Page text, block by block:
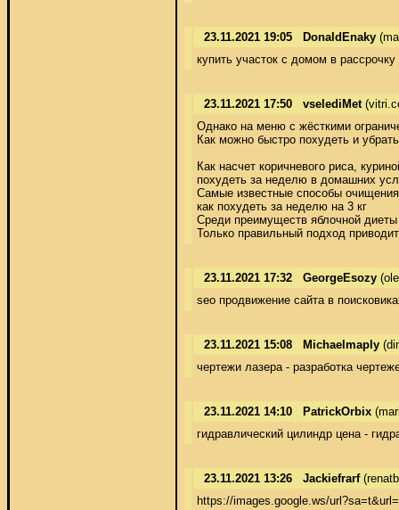
23.11.2021 19:05 DonaldEnaky
купить участок с домом в
23.11.2021 17:50 vselediMet
Однако на меню с жёсткими
Как можно быстро похудеть и
Как насчет коричневого риса,
похудеть за неделю в домашних
Самые известные способы
как похудеть за неделю на 3 кг
Среди преимуществ яблочной
Только правильный подход
23.11.2021 17:32 GeorgeEsozy
seo продвижение сайта в
23.11.2021 15:08 Michaelmaply
чертежи лазера - разработка
23.11.2021 14:10 PatrickOrbix
гидравлический цилиндр цена -
23.11.2021 13:26 Jackiefrarf
https://images.google.ws/